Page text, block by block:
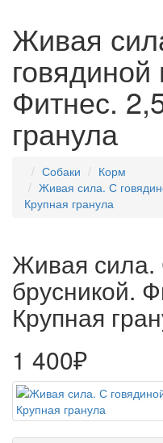
Живая
говядиной
Фитнес.
гранула
Собаки
Корм
Живая сила. С
Крупная гранула
Живая сила.
брусникой.
Крупная
1 400₽